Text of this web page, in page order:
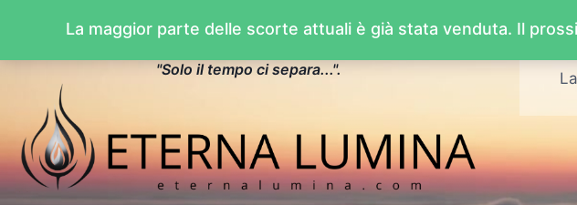
La maggior parte delle scorte attuali è già stata venduta. Il
Eterna Lumina
"Solo il tempo ci separa...".